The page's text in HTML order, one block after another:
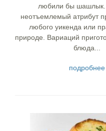
любили бы шашлык.
неотъемлемый атрибут
любого уикенда или
природе. Вариаций
блюда...
подробнее